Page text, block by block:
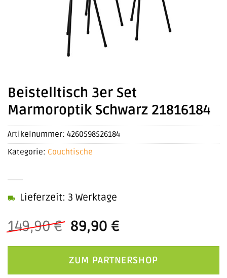
Beistelltisch 3er Set
Marmoroptik Schwarz 21816184
149,90€ Ursprünglicher
war:
149,90 €
89,90 €Aktueller
ist:
89,90 €.
Lieferzeit: 3 Werktage
ZUM PARTNERSHOP
Artikelnummer: 4260598526184
Kategorie: Couchtische